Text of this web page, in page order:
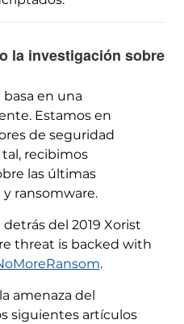
la investigación sobre
en una
Estamos en
de seguridad
recibimos
las últimas
ransomware.
del 2019 Xorist
threat is backed with
.
amenaza del
siguientes artículos